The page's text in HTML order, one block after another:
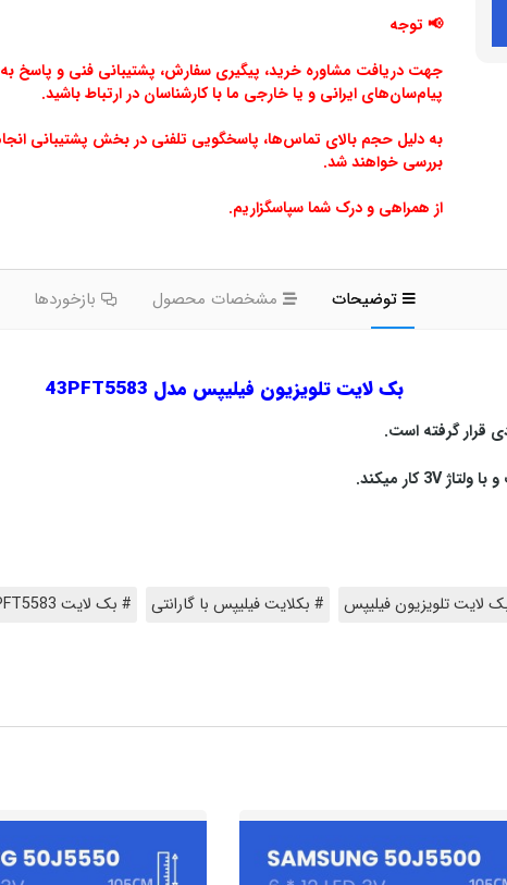
📢 توجه
جهت دریافت مشاوره خرید، پیگیری سفارش، پشتیبانی فنی و پاسخ
پیام‌سان‌های ایرانی و یا خارجی ما با کارشناسان در ارتباط باشید.
به دلیل حجم بالای تماس‌ها، پاسخگویی تلفنی در بخش پشتیبانی
بررسی خواهند شد.
از همراهی و درک شما سپاسگزاریم.
توضیحات مشخصات محصول بازخوردها
بک لایت تلویزیون فیلیپس مدل 43PFT5583
لایت تلویزیون فیلیپس # بکلایت فیلیپس با گارانتی
# بک لایت 43PFT5583 فیلیپس